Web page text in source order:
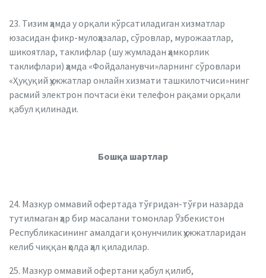
23. Тизим ҳамда у орқали кўрсатиладиган хизматлар
юзасидан фикр-мулоҳазалар, сўровлар, мурожаатлар,
шикоятлар, таклифлар (шу жумладан ҳамкорлик
таклифлари) ҳамда «Фойдаланувчи»ларнинг сўровлари
«Ҳуқуқий ҳужжатлар онлайн хизмати ташкилотчиси»нинг
расмий электрон почтаси ёки телефон рақами орқали
қабул қилинади.
Бошқа шартлар
24. Мазкур оммавий офертада тўғридан-тўғри назарда
тутилмаган ҳар бир масалани томонлар Ўзбекистон
Республикасининг амалдаги қонунчилик ҳужжатларидан
келиб чиққан ҳолда ҳал қиладилар.
25. Мазкур оммавий офертани қабул қилиб,